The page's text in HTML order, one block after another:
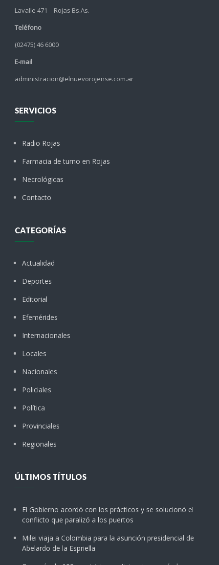
Lavalle 471 – Rojas Bs.As.
Teléfono
(02475) 46 6000
E-mail
administracion@elnuevorojense.com.ar
SERVICIOS
Radio Rojas
Farmacia de turno en Rojas
Necrológicas
Contacto
CATEGORÍAS
Actualidad
Deportes
Editorial
Efemérides
Internacionales
Locales
Nacionales
Policiales
Política
Provinciales
Regionales
ÚLTIMOS TÍTULOS
El Gobierno acordó con los prácticos y se solucionó el
conflicto que paralizó a los puertos
Milei viaja a Colombia para la asunción presidencial de
Abelardo de la Espriella